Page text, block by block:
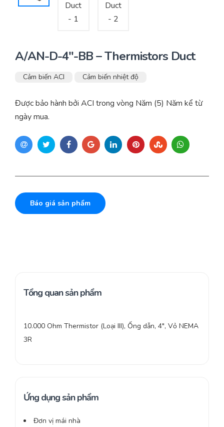
A/AN-D-4″-BB – Thermistors Duct
Cảm biến ACI Cảm biến nhiệt độ
Được bảo hành bởi ACI trong vòng Năm (5) Năm kể từ
ngày mua.
Báo giá sản phẩm
Tổng quan sản phẩm
10.000 Ohm Thermistor (Loại III), Ống dẫn, 4″, Vỏ NEMA
3R
Ứng dụng sản phẩm
Đơn vị mái nhà